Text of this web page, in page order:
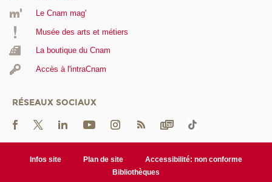
Le Cnam mag'
Musée des arts et métiers
La boutique du Cnam
Accès à l'intraCnam
RÉSEAUX SOCIAUX
Infos site Plan de site
Accessibilité: non conforme
Bibliothèques